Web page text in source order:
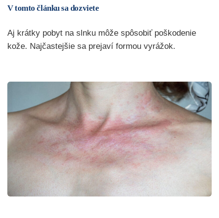
V tomto článku sa dozviete
Aj krátky pobyt na slnku môže spôsobiť poškodenie
kože. Najčastejšie sa prejaví formou vyrážok.